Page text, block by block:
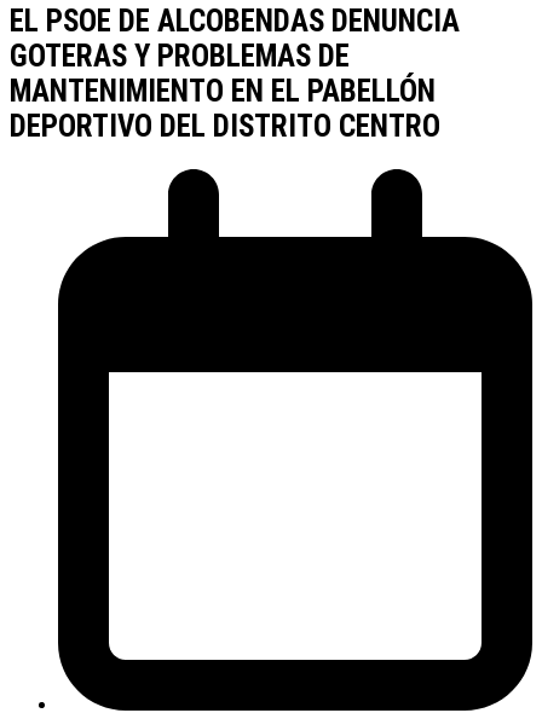
EL PSOE DE ALCOBENDAS DENUNCIA
GOTERAS Y PROBLEMAS DE
MANTENIMIENTO EN EL PABELLÓN
DEPORTIVO DEL DISTRITO CENTRO